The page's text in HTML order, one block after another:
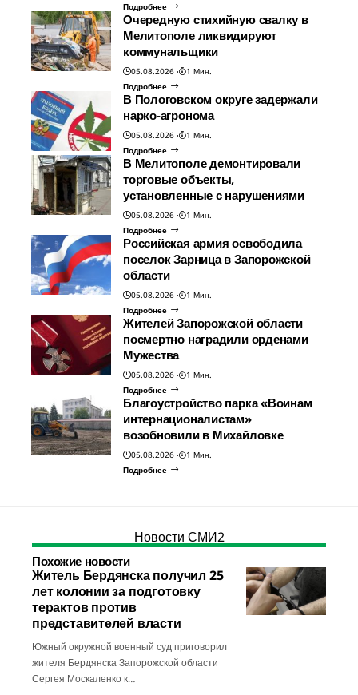
Подробнее
Очередную стихийную свалку в
Мелитополе ликвидируют
коммунальщики
05.08.2026
1 Мин.
Подробнее
В Пологовском округе задержали
нарко-агронома
05.08.2026
1 Мин.
Подробнее
В Мелитополе демонтировали
торговые объекты,
установленные с нарушениями
05.08.2026
1 Мин.
Подробнее
Российская армия освободила
поселок Зарница в Запорожской
области
05.08.2026
1 Мин.
Подробнее
Жителей Запорожской области
посмертно наградили орденами
Мужества
05.08.2026
1 Мин.
Подробнее
Благоустройство парка «Воинам
интернационалистам»
возобновили в Михайловке
05.08.2026
1 Мин.
Подробнее
Новости СМИ2
Похожие новости
Житель Бердянска получил 25
лет колонии за подготовку
терактов против
представителей власти
Южный окружной военный суд приговорил
жителя Бердянска Запорожской области
Сергея Москаленко к…